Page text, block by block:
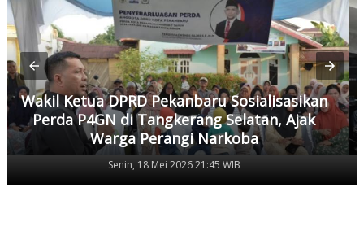
Wakil Ketua DPRD Pekanbaru Sosialisasikan
Perda P4GN di Tangkerang Selatan, Ajak
Warga Perangi Narkoba
Senin, 18 Mei 2026 21:45 WIB